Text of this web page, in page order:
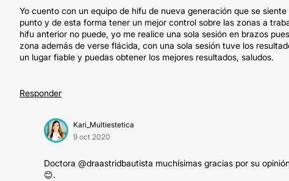
Yo cuento con un equipo de hifu de nueva generación que se
punto y de esta forma tener un mejor control sobre las zonas a
hifu anterior no puede, yo me realice una sola sesión en brazos
zona además de verse flácida, con una sola sesión tuve los
un lugar fiable y puedas obtener los mejores resultados, saludos.
Responder
Kari_Multiestetica
9 oct 2020
Doctora @draastridbautista muchísimas gracias por su
😊.